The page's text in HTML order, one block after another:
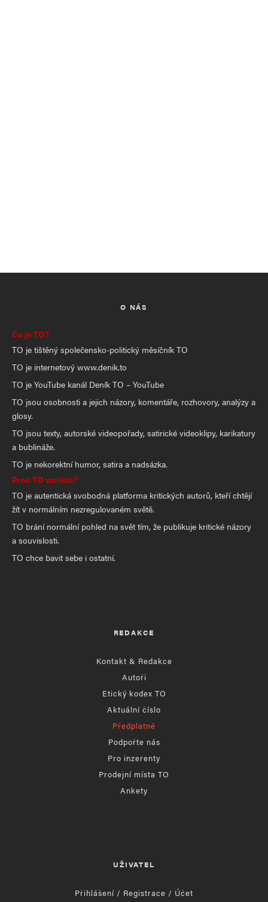
O NÁS
Co je TO?
TO je tištěný společensko-politický měsíčník TO
TO je internetový www.denik.to
TO je YouTube kanál Deník TO – YouTube
TO jsou osobnosti a jejich názory, komentáře, rozhovory, analýzy a
glosy.
TO jsou texty, autorské videopořady, satirické videoklipy, karikatury
a bublináže.
TO je nekorektní humor, satira a nadsázka.
Proč TO vzniklo?
TO je autentická svobodná platforma kritických autorů, kteří chtějí
žít v normálním nezregulovaném světě.
TO brání normální pohled na svět tím, že publikuje kritické názory
a souvislosti.
TO chce bavit sebe i ostatní.
REDAKCE
Kontakt & Redakce
Autoři
Etický kodex TO
Aktuální číslo
Předplatné
Podpořte nás
Pro inzerenty
Prodejní místa TO
Ankety
UŽIVATEL
Přihlášení / Registrace / Účet